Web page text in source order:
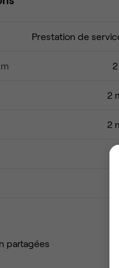
Prestation de
2
2
partagées